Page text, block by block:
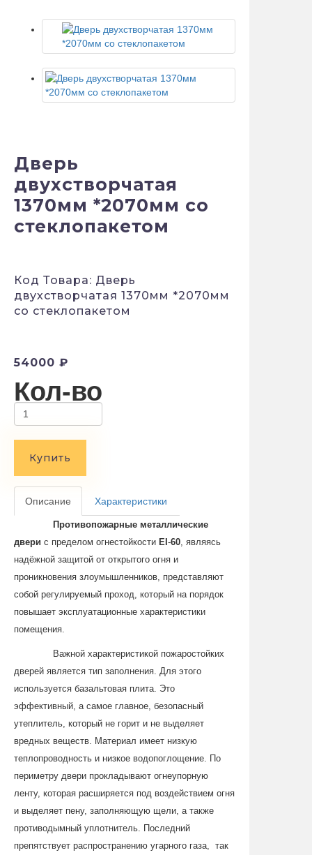
Дверь
двухстворчатая
1370мм *2070мм со
стеклопакетом
Код Товара: Дверь
двухстворчатая 1370мм *2070мм
со стеклопакетом
54000 ₽
Кол-во
Купить
Описание Характеристики
Противопожарные металлические
двери с пределом огнестойкости EI -60, являясь
надёжной защитой от открытого огня и
проникновения злоумышленников, представляют
собой регулируемый проход, который на порядок
повышает эксплуатационные характеристики
помещения.
Важной характеристикой пожаростойких
дверей является тип заполнения. Для этого
используется базальтовая плита. Это
эффективный, а самое главное, безопасный
утеплитель, который не горит и не выделяет
вредных веществ. Материал имеет низкую
теплопроводность и низкое водопоглощение. По
периметру двери прокладывают огнеупорную
ленту, которая расширяется под воздействием огня
и выделяет пену, заполняющую щели, а также
противодымный уплотнитель. Последний
препятствует распространению угарного газа, так